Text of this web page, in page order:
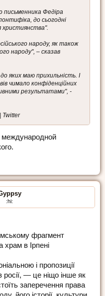
письменника Федіра
до сьогодні
християнства".
народу, як також
народу", – сказав
яких маю прихильність. І
чимало конфіденційних
результатами", -
Twitter
международной
:hi:
фрагмент
храм в Ірпені
і пропозиції
росії, — це ніщо інше як
заперечення права